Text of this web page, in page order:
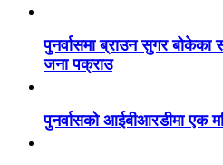
पुनर्वासमा ब्राउन सुगर
जना पक्राउ
पुनर्वासको आईबीआरडीमा एक